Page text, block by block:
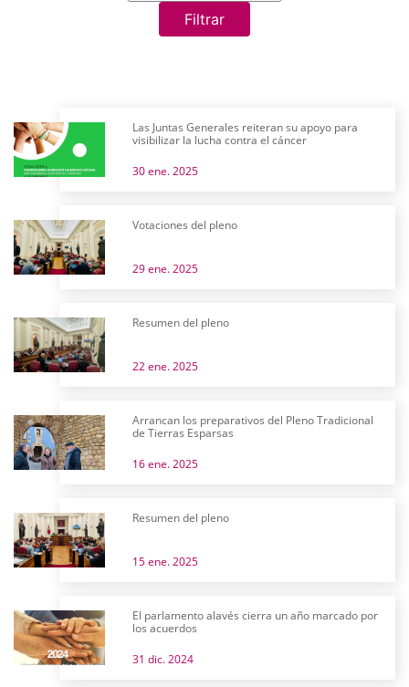
Filtrar
Las Juntas Generales reiteran su apoyo para
visibilizar la lucha contra el cáncer
30 ene. 2025
Votaciones del pleno
29 ene. 2025
Resumen del pleno
22 ene. 2025
Arrancan los preparativos del Pleno Tradicional
de Tierras Esparsas
16 ene. 2025
Resumen del pleno
15 ene. 2025
El parlamento alavés cierra un año marcado por
los acuerdos
31 dic. 2024